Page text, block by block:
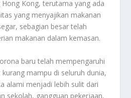
Kong, terutama yang ada
yang menyajikan makanan
sebagian besar telah
makanan dalam kemasan.
baru telah mempengaruhi
mampu di seluruh dunia,
alami menjadi lebih sulit dari
sekolah, gangguan pekerjaan,